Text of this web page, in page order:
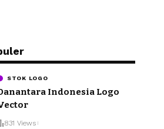
STOK LOGO
Indonesia Logo
831 Views